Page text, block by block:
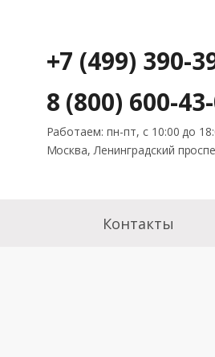
+7 (499) 390-
8 (800) 600-
Работаем: пн-пт, с 10:00 до
Москва, Ленинградский
Контакты